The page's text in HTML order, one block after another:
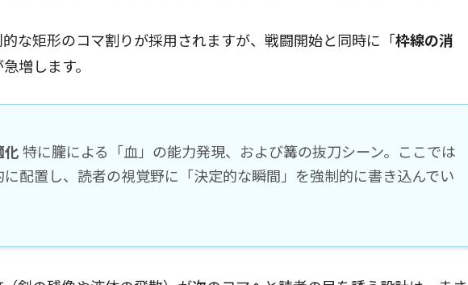
な矩形のコマ割りが採用されますが、戦闘開始と同時に「枠線の消
急増します。
化特に朧による「血」の能力発現、および篝の抜刀シーン。ここでは
配置し、読者の視覚野に「決定的な瞬間」を強制的に書き込んでい